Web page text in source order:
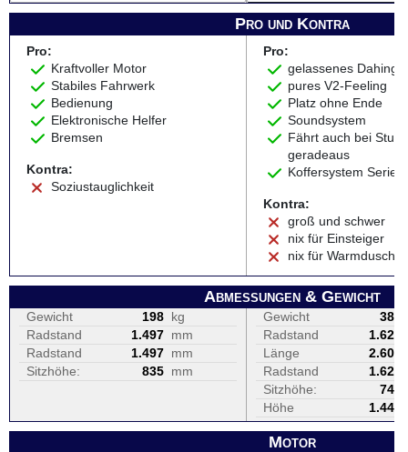
Pro und Kontra
Pro:
Kraftvoller Motor
Stabiles Fahrwerk
Bedienung
Elektronische Helfer
Bremsen
Kontra:
Soziustauglichkeit
Pro:
gelassenes
pures V2-Feeling
Platz ohne Ende
Soundsystem
Fährt auch bei
geradeaus
Koffersystem Serie
Kontra:
groß und schwer
nix für Einsteiger
nix für Warmduscher
Abmessungen & Gewicht
Gewicht 198 kg
Radstand
1.497 mm
Radstand
1.497 mm
Sitzhöhe:
835 mm
Gewicht
386
Radstand
1.625
Länge
2.600
Radstand
1.625
Sitzhöhe:
740
Höhe
1.440
Motor